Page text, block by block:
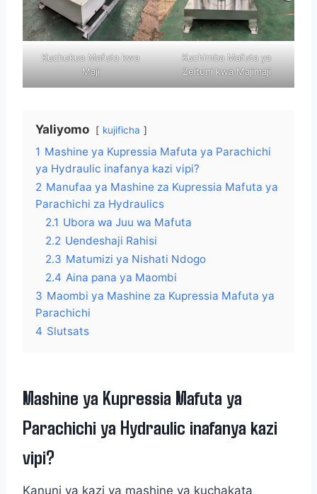
Kuchukua Mafuta kwa
Maji
Kuchimba Mafuta ya
Zeituni kwa Majimaji
Yaliyomo kujificha
1 Mashine ya Kupressia Mafuta ya Parachichi
ya Hydraulic inafanya kazi vipi?
2 Manufaa ya Mashine za Kupressia Mafuta ya
Parachichi za Hydraulics
2.1 Ubora wa Juu wa Mafuta
2.2 Uendeshaji Rahisi
2.3 Matumizi ya Nishati Ndogo
2.4 Aina pana ya Maombi
3 Maombi ya Mashine za Kupressia Mafuta ya
Parachichi
4 Slutsats
Mashine ya Kupressia Mafuta ya
Parachichi ya Hydraulic inafanya kazi
vipi?
Kanuni ya kazi ya mashine ya kuchakata